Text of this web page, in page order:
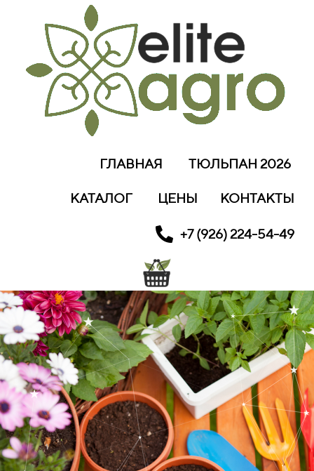
ГЛАВНАЯ ТЮЛЬПАН 2026
КАТАЛОГ ЦЕНЫ КОНТАКТЫ
+7 (926) 224-54-49